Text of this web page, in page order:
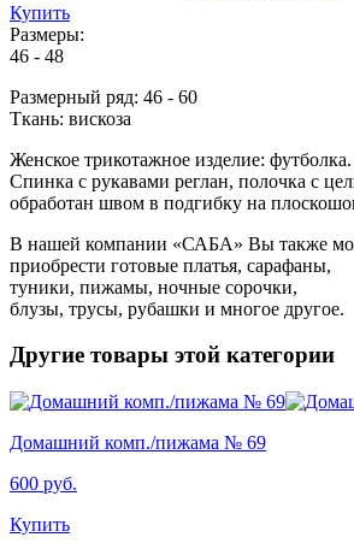
Купить
Размеры:
46 - 48
Размерный ряд: 46 - 60
Ткань: вискоза
Женское трикотажное изделие:
Спинка с рукавами реглан, полочка с
обработан швом в подгибку на
В нашей компании «САБА» Вы также
приобрести готовые платья, сарафаны,
туники, пижамы, ночные сорочки,
блузы, трусы, рубашки и многое другое.
Другие товары этой категории
Домашний комп./пижама № 69
600 руб.
Купить